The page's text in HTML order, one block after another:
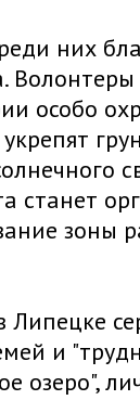
них
особо
станет
зоны
Липецке
и
озеро",